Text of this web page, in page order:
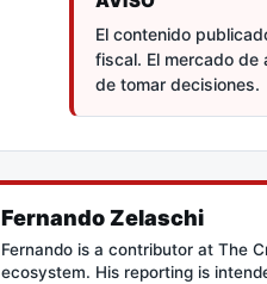
El contenido
fiscal. El mercado
de tomar decisiones.
Fernando Zelaschi
Fernando is a contributor at The
ecosystem. His reporting is